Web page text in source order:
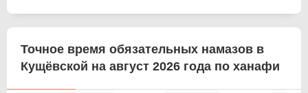
Точное время обязательных намазов в
Кущёвской на август 2026 года по ханафи